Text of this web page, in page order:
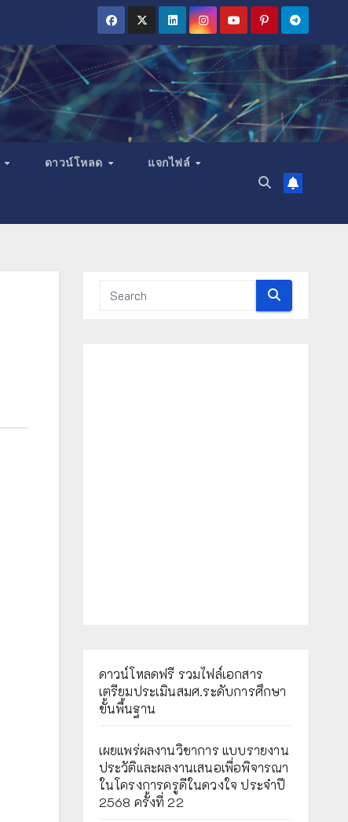
ดาวน์โหลด แจกไฟล์
ดาวน์โหลดฟรี รวมไฟล์เอกสาร
เตรียมประเมินสมศ.ระดับการศึกษา
ขั้นพื้นฐาน
เผยแพร่ผลงานวิชาการ แบบรายงาน
ประวัติและผลงานเสนอเพื่อพิจารณา
ในโครงการครูดีในดวงใจ ประจำปี
2568 ครั้งที่ 22